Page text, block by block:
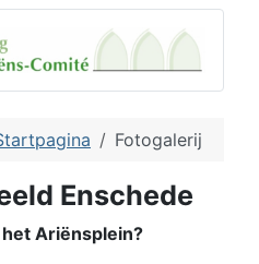
Fotogalerij
Enschede
Ariënsplein?